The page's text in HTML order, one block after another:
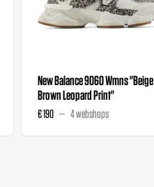
New Balance 9060 Wmns "Beige
Brown Leopard Print"
€ 190 4 webshops